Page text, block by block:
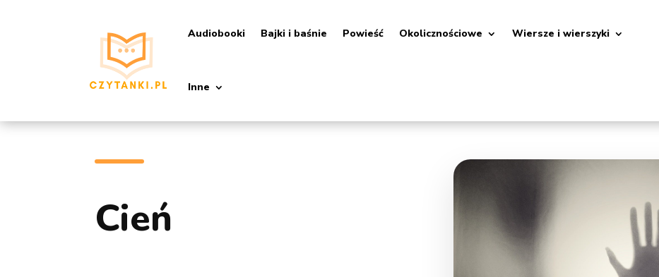
Audiobooki Bajki i baśnie Powieść Okolicznościowe Wiersze i wierszyki
Inne
Cień